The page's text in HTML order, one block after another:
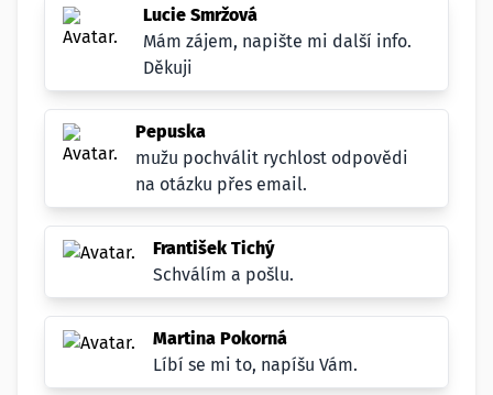
Lucie Smržová
Mám zájem, napište mi další info.
Děkuji
Pepuska
mužu pochválit rychlost odpovědi
na otázku přes email.
František Tichý
Schválím a pošlu.
Martina Pokorná
Líbí se mi to, napíšu Vám.